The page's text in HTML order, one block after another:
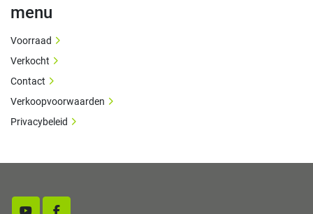
menu
Voorraad
Verkocht
Contact
Verkoopvoorwaarden
Privacybeleid